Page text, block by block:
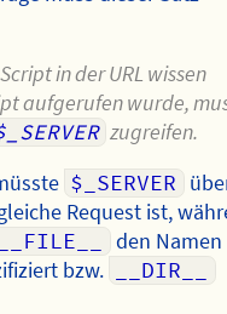
in der URL wissen
aufgerufen wurde,
zugreifen.
$_SERVER
Request ist,
__FILE__
den Namen
bzw.
__DIR__